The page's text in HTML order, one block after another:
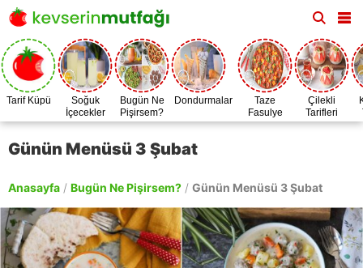
Tarif Küpü
Soğuk
İçecekler
Bugün Ne
Pişirsem?
Dondurmalar
Taze
Fasulye
Zamanı
Çilekli
Tarifleri
Günün Menüsü 3 Şubat
Anasayfa / Bugün Ne Pişirsem? / Günün Menüsü 3 Şubat